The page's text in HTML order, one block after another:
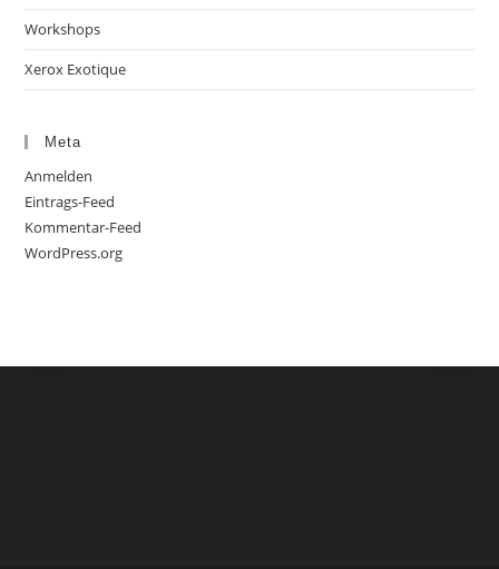
Workshops
Xerox Exotique
Meta
Anmelden
Eintrags-Feed
Kommentar-Feed
WordPress.org